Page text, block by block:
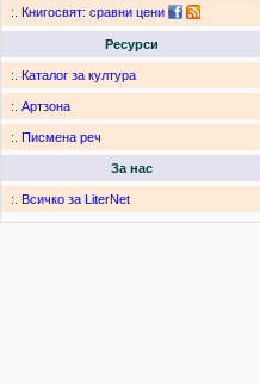
:. Книгосвят: сравни цени
Ресурси
:. Каталог за култура
:. Артзона
:. Писмена реч
За нас
:. Всичко за LiterNet